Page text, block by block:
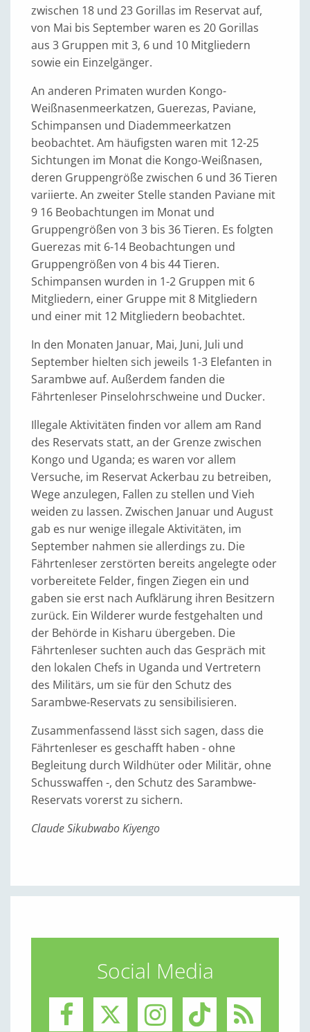
zwischen 18 und 23 Gorillas im Reservat auf,
von Mai bis September waren es 20 Gorillas
aus 3 Gruppen mit 3, 6 und 10 Mitgliedern
sowie ein Einzelgänger.
An anderen Primaten wurden Kongo-
Weißnasenmeerkatzen, Guerezas, Paviane,
Schimpansen und Diademmeerkatzen
beobachtet. Am häufigsten waren mit 12-25
Sichtungen im Monat die Kongo-Weißnasen,
deren Gruppengröße zwischen 6 und 36 Tieren
variierte. An zweiter Stelle standen Paviane mit
9 16 Beobachtungen im Monat und
Gruppengrößen von 3 bis 36 Tieren. Es folgten
Guerezas mit 6-14 Beobachtungen und
Gruppengrößen von 4 bis 44 Tieren.
Schimpansen wurden in 1-2 Gruppen mit 6
Mitgliedern, einer Gruppe mit 8 Mitgliedern
und einer mit 12 Mitgliedern beobachtet.
In den Monaten Januar, Mai, Juni, Juli und
September hielten sich jeweils 1-3 Elefanten in
Sarambwe auf. Außerdem fanden die
Fährtenleser Pinselohrschweine und Ducker.
Illegale Aktivitäten finden vor allem am Rand
des Reservats statt, an der Grenze zwischen
Kongo und Uganda; es waren vor allem
Versuche, im Reservat Ackerbau zu betreiben,
Wege anzulegen, Fallen zu stellen und Vieh
weiden zu lassen. Zwischen Januar und August
gab es nur wenige illegale Aktivitäten, im
September nahmen sie allerdings zu. Die
Fährtenleser zerstörten bereits angelegte oder
vorbereitete Felder, fingen Ziegen ein und
gaben sie erst nach Aufklärung ihren Besitzern
zurück. Ein Wilderer wurde festgehalten und
der Behörde in Kisharu übergeben. Die
Fährtenleser suchten auch das Gespräch mit
den lokalen Chefs in Uganda und Vertretern
des Militärs, um sie für den Schutz des
Sarambwe-Reservats zu sensibilisieren.
Zusammenfassend lässt sich sagen, dass die
Fährtenleser es geschafft haben - ohne
Begleitung durch Wildhüter oder Militär, ohne
Schusswaffen -, den Schutz des Sarambwe-
Reservats vorerst zu sichern.
Claude Sikubwabo Kiyengo
Social Media